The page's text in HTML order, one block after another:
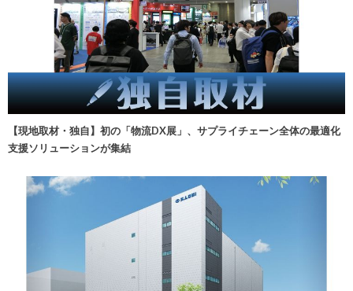
【現地取材・独自】初の「物流DX展」、サプライチェーン全体の最適化
支援ソリューションが集結